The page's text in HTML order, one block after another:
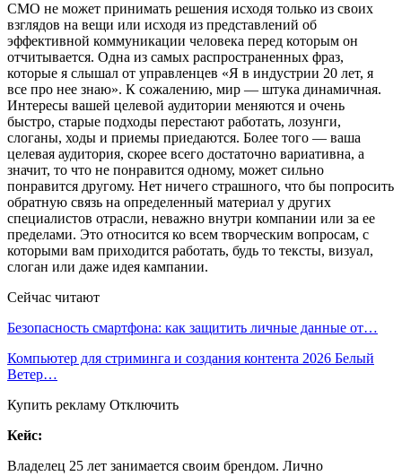
СМО не может принимать решения исходя только из своих
взглядов на вещи или исходя из представлений об
эффективной коммуникации человека перед которым он
отчитывается. Одна из самых распространенных фраз,
которые я слышал от управленцев «Я в индустрии 20 лет, я
все про нее знаю». К сожалению, мир — штука динамичная.
Интересы вашей целевой аудитории меняются и очень
быстро, старые подходы перестают работать, лозунги,
слоганы, ходы и приемы приедаются. Более того — ваша
целевая аудитория, скорее всего достаточно вариативна, а
значит, то что не понравится одному, может сильно
понравится другому. Нет ничего страшного, что бы попросить
обратную связь на определенный материал у других
специалистов отрасли, неважно внутри компании или за ее
пределами. Это относится ко всем творческим вопросам, с
которыми вам приходится работать, будь то тексты, визуал,
слоган или даже идея кампании.
Сейчас читают
Безопасность смартфона: как защитить личные данные от…
Компьютер для стриминга и создания контента 2026 Белый
Ветер…
Купить рекламу Отключить
Кейс:
Владелец 25 лет занимается своим брендом. Лично